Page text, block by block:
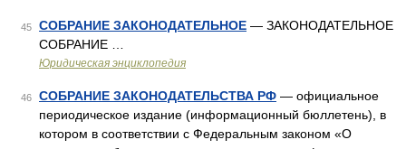
45 СОБРАНИЕ ЗАКОНОДАТЕЛЬНОЕ — ЗАКОНОДАТЕЛЬНОЕ
СОБРАНИЕ …
Юридическая энциклопедия
46 СОБРАНИЕ ЗАКОНОДАТЕЛЬСТВА РФ — официальное
периодическое издание (информационный бюллетень), в
котором в соответствии с Федеральным законом «О